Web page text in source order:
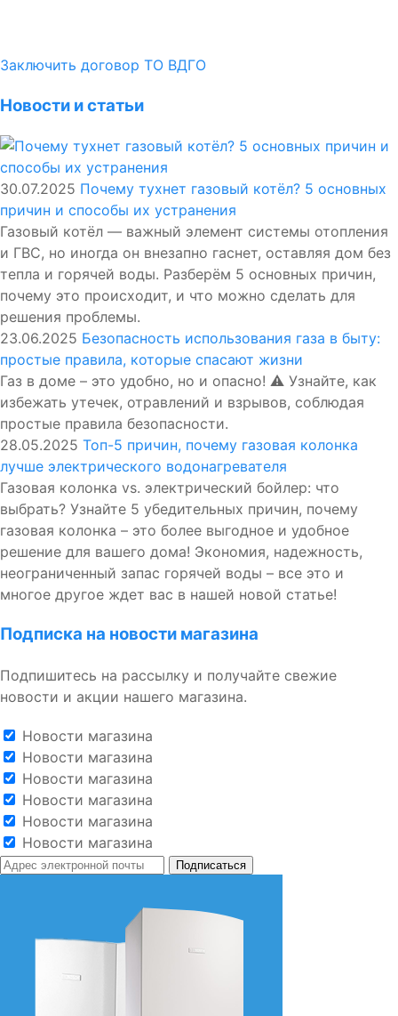
Заключить договор ТО ВДГО
Новости и статьи
30.07.2025 Почему тухнет газовый котёл? 5 основных
причин и способы их устранения
Газовый котёл — важный элемент системы отопления
и ГВС, но иногда он внезапно гаснет, оставляя дом без
тепла и горячей воды. Разберём 5 основных причин,
почему это происходит, и что можно сделать для
решения проблемы.
23.06.2025 Безопасность использования газа в быту:
простые правила, которые спасают жизни
Газ в доме – это удобно, но и опасно! ⚠️ Узнайте, как
избежать утечек, отравлений и взрывов, соблюдая
простые правила безопасности.
28.05.2025 Топ-5 причин, почему газовая колонка
лучше электрического водонагревателя
Газовая колонка vs. электрический бойлер: что
выбрать? Узнайте 5 убедительных причин, почему
газовая колонка – это более выгодное и удобное
решение для вашего дома! Экономия, надежность,
неограниченный запас горячей воды – все это и
многое другое ждет вас в нашей новой статье!
Подписка на новости магазина
Подпишитесь на рассылку и получайте свежие
новости и акции нашего магазина.
Новости магазина
Новости магазина
Новости магазина
Новости магазина
Новости магазина
Новости магазина